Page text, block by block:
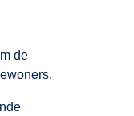
de